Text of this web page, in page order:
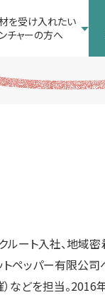
を受け入れたい
チャーの方へ
ート入社、地域
トペッパー有限公
などを担当。2016